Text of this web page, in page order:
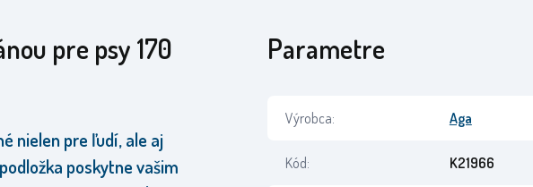
pre psy 170
nielen pre ľudí, ale aj
poskytne vašim
Parametre
Výrobca: Aga
Kód: K21966